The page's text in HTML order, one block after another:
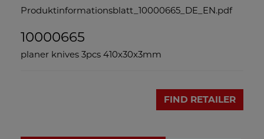
Produktinformationsblatt_10000665_DE_EN.pdf
10000665
planer knives 3pcs 410x30x3mm
FIND RETAILER